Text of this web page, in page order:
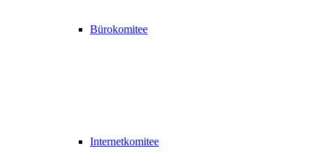
Bürokomitee
Internetkomitee